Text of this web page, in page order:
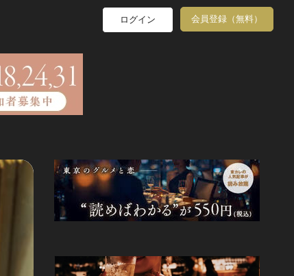
ログイン 会員登録（無料）